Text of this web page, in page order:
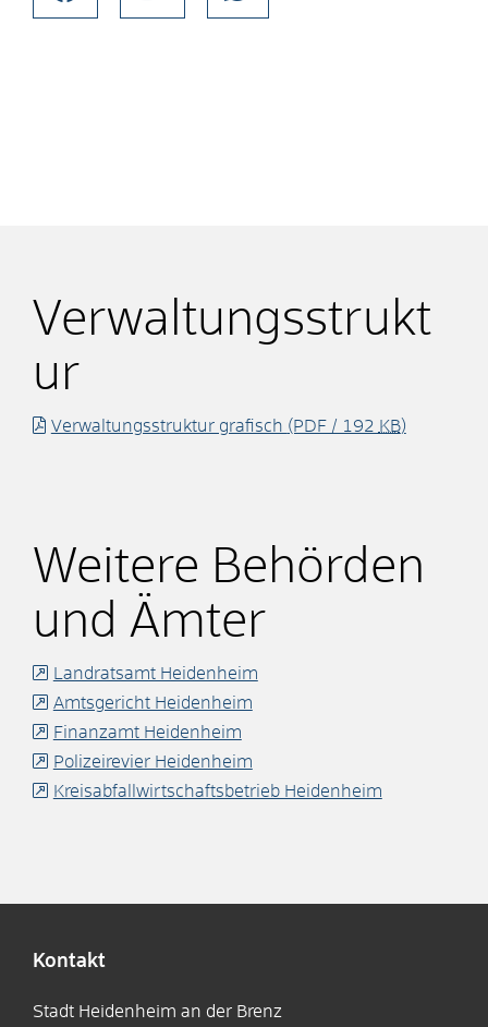
Verwaltungsstrukt
ur
Verwaltungsstruktur grafisch (PDF / 192 KB)
Weitere Behörden
und Ämter
Landratsamt Heidenheim
Amtsgericht Heidenheim
Finanzamt Heidenheim
Polizeirevier Heidenheim
Kreisabfallwirtschaftsbetrieb Heidenheim
Kontakt
Stadt Heidenheim an der Brenz